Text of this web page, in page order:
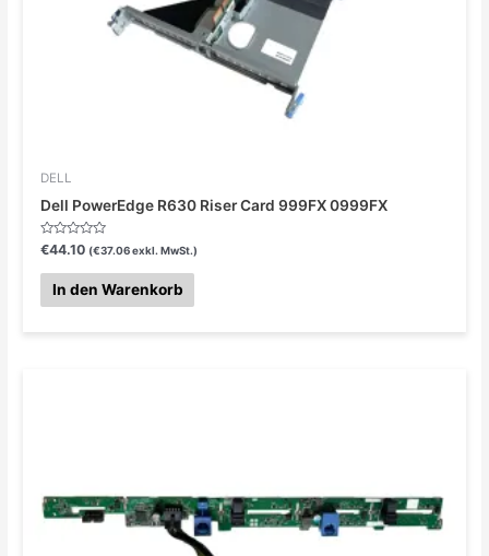
DELL
Dell PowerEdge R630 Riser Card 999FX 0999FX
Bewertet
mit
0
von
€44.10 (€37.06exkl. MwSt.)
In den Warenkorb